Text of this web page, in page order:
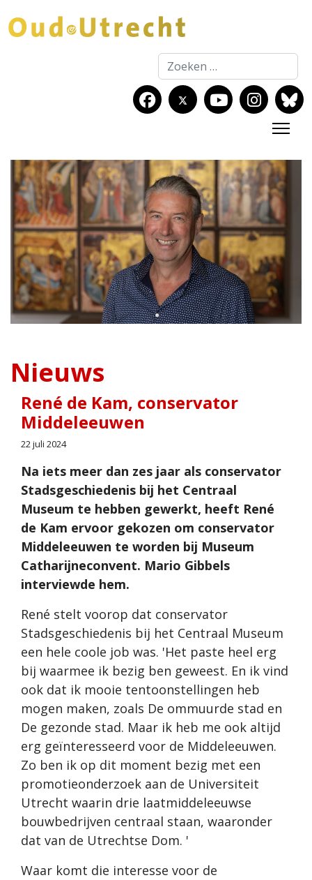
Zoeken
Nieuws
René de Kam, conservator
Middeleeuwen
22 juli 2024
Na iets meer dan zes jaar als conservator
Stadsgeschiedenis bij het Centraal
Museum te hebben gewerkt, heeft René
de Kam ervoor gekozen om conservator
Middeleeuwen te worden bij Museum
Catharijneconvent. Mario Gibbels
interviewde hem.
René stelt voorop dat conservator
Stadsgeschiedenis bij het Centraal Museum
een hele coole job was. 'Het paste heel erg
bij waarmee ik bezig ben geweest. En ik vind
ook dat ik mooie tentoonstellingen heb
mogen maken, zoals De ommuurde stad en
De gezonde stad. Maar ik heb me ook altijd
erg geïnteresseerd voor de Middeleeuwen.
Zo ben ik op dit moment bezig met een
promotieonderzoek aan de Universiteit
Utrecht waarin drie laatmiddeleeuwse
bouwbedrijven centraal staan, waaronder
dat van de Utrechtse Dom. '
Waar komt die interesse voor de